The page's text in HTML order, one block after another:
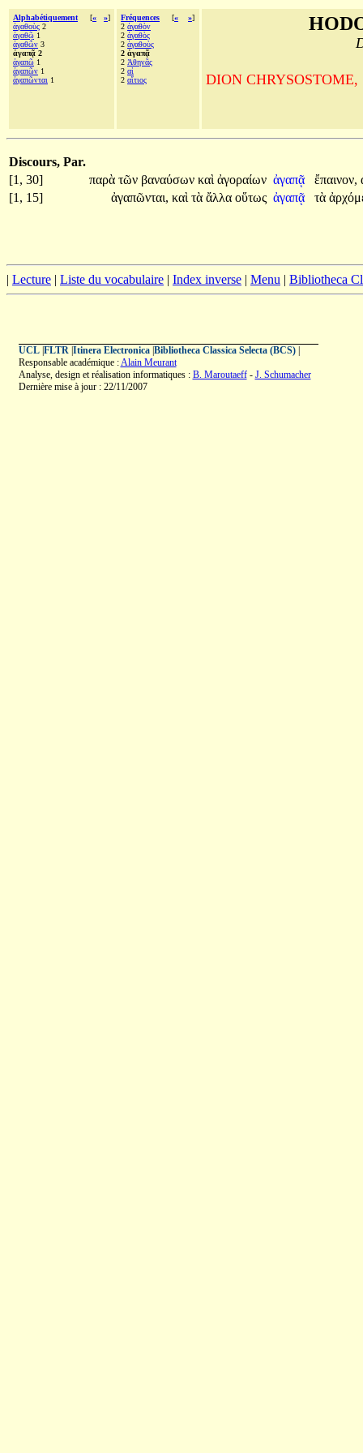
Alphabétiquement [« »]
ἀγαθοὺς 2
ἀγαθῷ 1
ἀγαθῶν 3
ἀγαπᾷ 2
ἀγαπῶ 1
ἀγαπῶν 1
ἀγαπῶνται 1
Fréquences [« »]
2 ἀγαθὸν
2 ἀγαθὸς
2 ἀγαθοὺς
2 ἀγαπᾷ
2 Ἀθηνᾶς
2 αἱ
2 αἴτιος DION CHRYSOSTOME,
Discours, Par.
[1, 30]
παρὰ τῶν βαναύσων καὶ ἀγοραίων ἀγαπᾷ ἔπαινον,
[1, 15]
ἀγαπῶνται, καὶ τὰ ἄλλα οὕτως ἀγαπᾷ τὰ
| Lecture | Liste du vocabulaire | Index inverse | Menu | Bibliotheca
UCL| FLTR| Itinera Electronica| Bibliotheca Classica Selecta (BCS)|
Responsable académique :Alain Meurant
Analyse, design et réalisation informatiques : B. Maroutaeff- J. Schumacher
Dernière mise à jour : 22/11/2007